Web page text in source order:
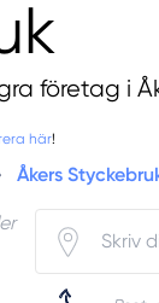
företag i
här!
Åkers